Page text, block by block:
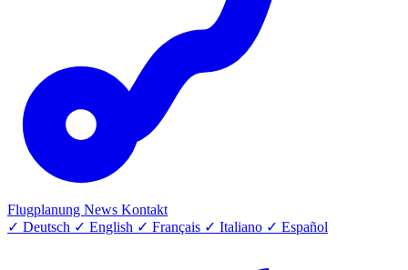
Flugplanung News Kontakt
✓ Deutsch ✓ English ✓ Français ✓ Italiano ✓ Español